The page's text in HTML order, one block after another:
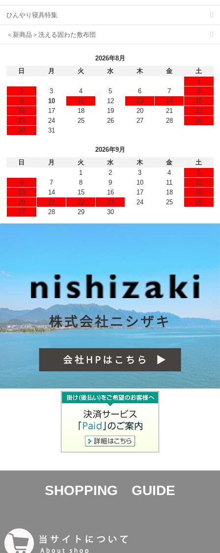
ひんやり寝具特集
＜新商品＞洗える固わた敷布団
2026年8月
日
月 火 水 木 金
土
1
2
3 4 5 6 7
8
9
10 11 12 13 14
15
16
17 18 19 20 21
22
23
24 25 26 27 28
29
30
31
2026年9月
日
月 火 水 木 金
土
1
2 3 4
5
6
7 8 9 10 11
12
13
14 15 16 17 18
19
20
21 22 23 24 25
26
27
28 29 30
SHOPPING GUIDE